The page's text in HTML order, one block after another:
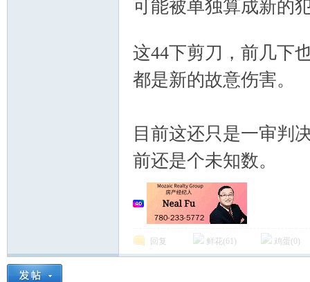
可能被单独算成新的
这44下剪刀，前几下
都是新的故意伤害。
目前这还只是一审判
前还是个未知数。
回复 鲜花(61 ) 鸡蛋( 0 )